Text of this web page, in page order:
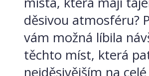
děsivou atmosféru?
vám možná líbila
těchto míst, která
nejděsivějším na